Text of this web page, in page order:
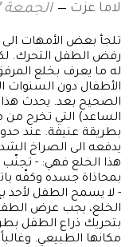
لاما عزت الجمعة 17 أغسطس 2012 13:45
تلجأ بعض الأمهات
رفض الطفل التحرك.
له ما يعرف بخلع
الأطفال دون
الصحيح بعد. يحدث
الساعد) التي تخرج
بطريقة عنيفة. عند
يدفعه الى الصراخ
هذا الخلع فهي: -
بمحاذاة جسده وكفّه
- لا يسمح الطفل لأحد
الخلع، يجب عرض
بتحريك ذراع الطفل
مكانها الطبيعي.